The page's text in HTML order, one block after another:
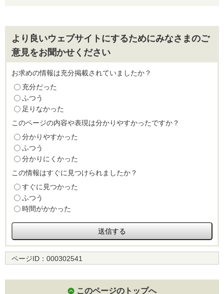
より良いウェブサイトにするためにみなさまのご
意見をお聞かせください
お求めの情報は充分掲載されていましたか？
充分だった
ふつう
足りなかった
このページの内容や表現は分かりやすかったですか？
分かりやすかった
ふつう
分かりにくかった
この情報はすぐに見つけられましたか？
すぐに見つかった
ふつう
時間がかかった
ページID： 000302541
このページのトップへ